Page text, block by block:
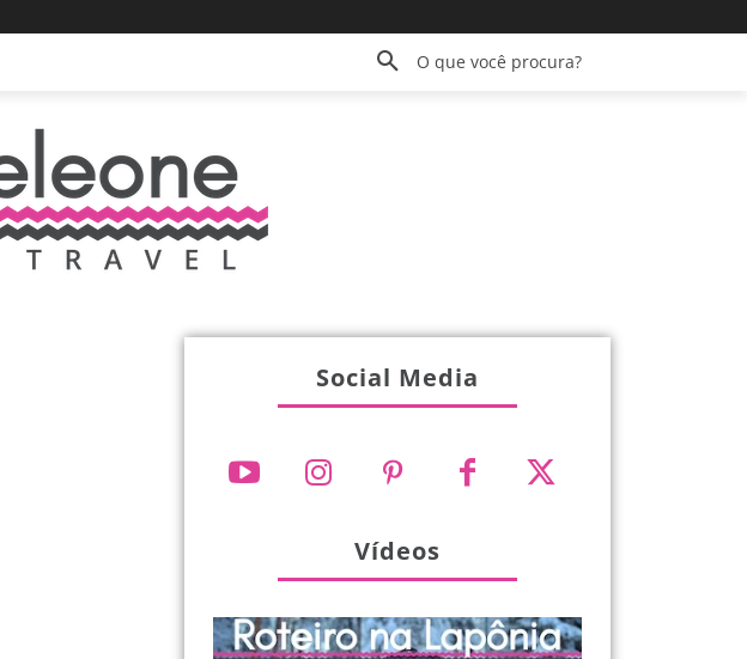
O que você procura?
Social Media
Vídeos